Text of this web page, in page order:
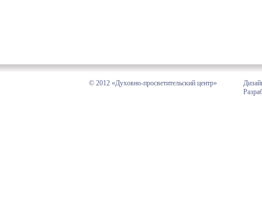
© 2012 «Духовно-просветительский центр»